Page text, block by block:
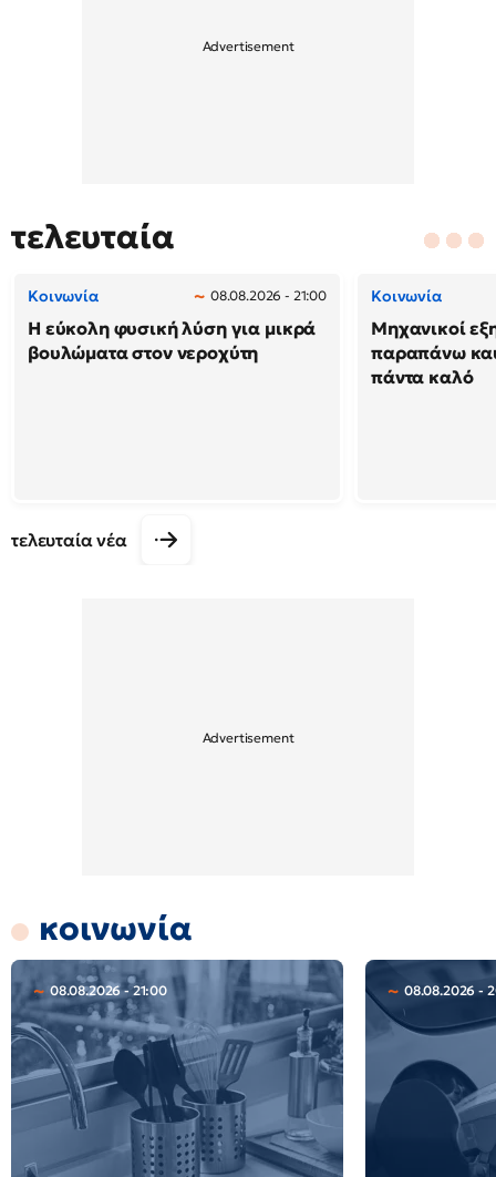
τελευταία
Κοινωνία 08.08.2026 - 21:00
Η εύκολη φυσική λύση για μικρά
βουλώματα στον νεροχύτη
Κοινωνία
Μηχανικοί
παραπάνω
πάντα καλό
τελευταία νέα
κοινωνία
08.08.2026 - 21:00 08.08.2026 -